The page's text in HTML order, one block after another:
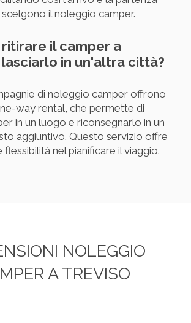
il noleggio camper.
ritirare il camper a
in un'altra città?
di noleggio camper offrono
way rental, che permette di
in un luogo e riconsegnarlo in un
aggiuntivo. Questo servizio offre
flessibilità nel pianificare il viaggio.
NOLEGGIO
A TREVISO